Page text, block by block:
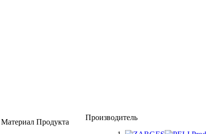
Производитель